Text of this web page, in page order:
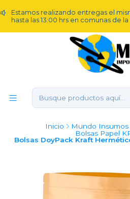
Estamos realizando entregas el
hasta las 13:00 hrs en comunas de la
Inicio
Mundo Insumos
Bolsas Papel
Bolsas DoyPack Kraft